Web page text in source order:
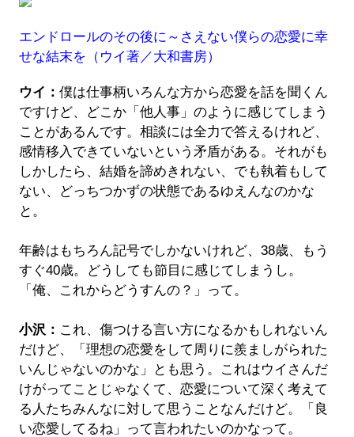
エンドロールのその後に～さえない僕らの恋愛に幸
せな結末を （ウイ著／大和書房）
ウイ： 僕は仕事柄いろんな方から恋愛を話を聞くん
ですけど、どこか「他人事」のように感じてしまう
ことがあるんです。相談には全力で答えるけれど、
感情移入できていないという矛盾がある。それがも
しかしたら、結婚を諦めきれない、でも執着もして
ない、どっちつかずの状態であるゆえんなのかな
と。
年齢はもちろん記号でしかないけれど、38歳、もう
すぐ40歳。どうしても節目に感じてしまうし。
「俺、これからどうすんの？」って。
小沢： これ、傷つける言い方になるかもしれないん
だけど、「理想の恋愛をして周りに羨ましがられた
いんじゃないのかな」とも思う。これはウイさんだ
けがってことじゃなくて、恋愛について深く考えて
る人たちみんなに対して思うことなんだけど。「良
い恋愛してるね」って言われたいのかなって。